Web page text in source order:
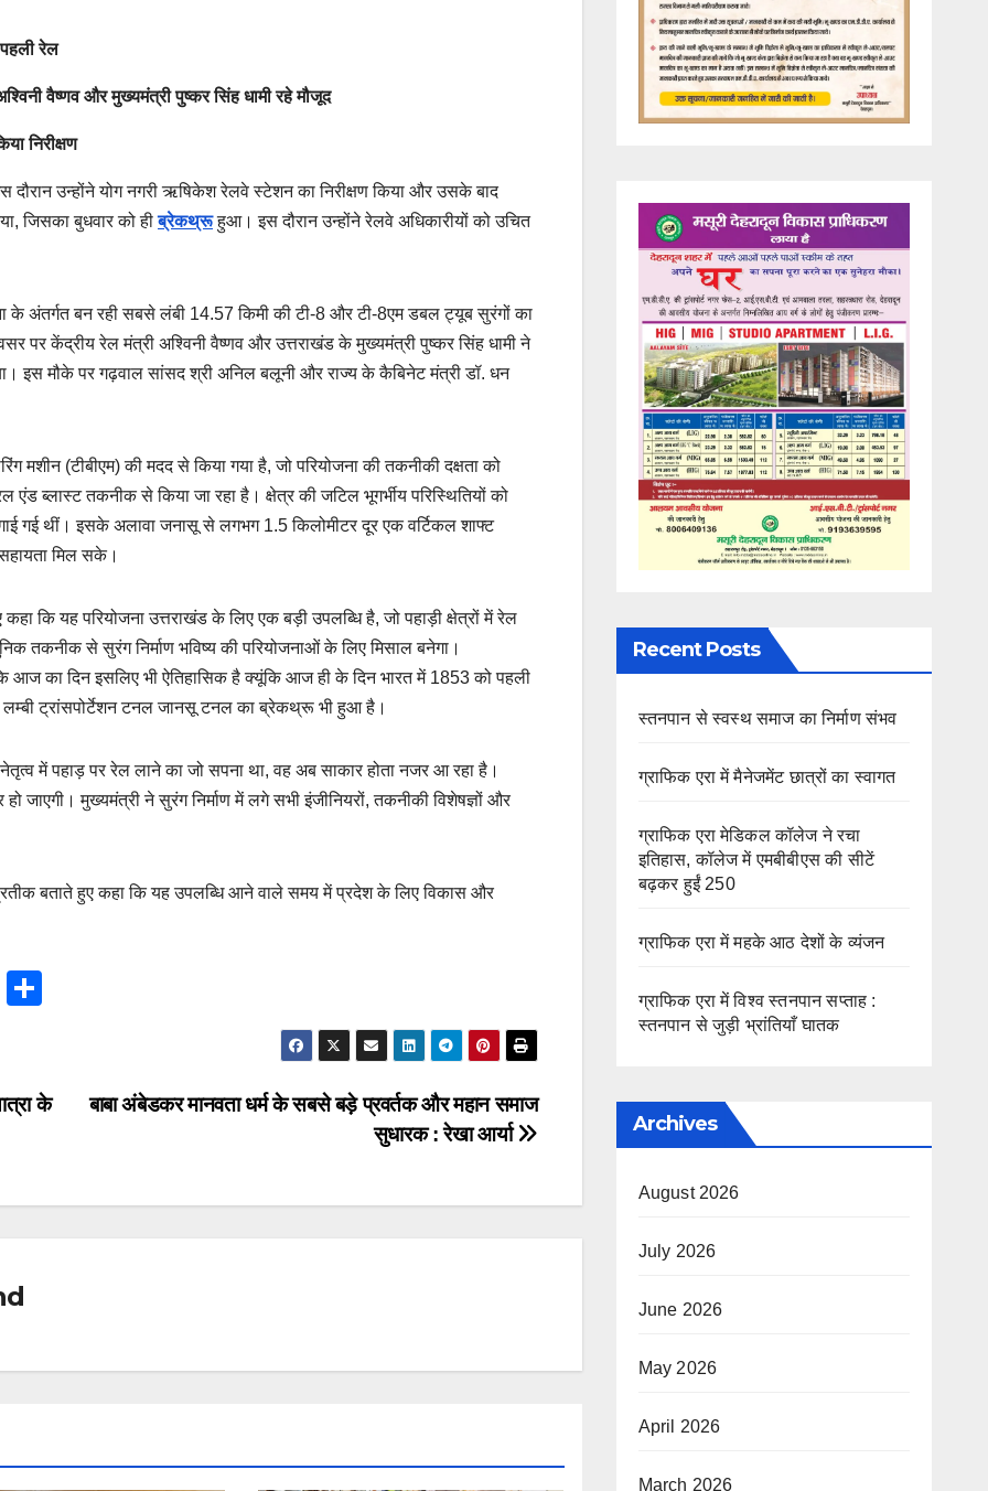
रेल
वैष्णव और मुख्यमंत्री पुष्कर सिंह धामी रहे मौजूद
निरीक्षण
दौरान उन्होंने योग नगरी ऋषिकेश रेलवे स्टेशन का निरीक्षण किया और उसके बाद
जिसका बुधवार को हीब्रेकथ्रूहुआ। इस दौरान उन्होंने रेलवे अधिकारीयों को उचित
अंतर्गत बन रही सबसे लंबी 14.57 किमी की टी-8 और टी-8एम डबल ट्यूब सुरंगों का
पर केंद्रीय रेल मंत्री अश्विनी वैष्णव और उत्तराखंड के मुख्यमंत्री पुष्कर सिंह धामी ने
इस मौके पर गढ़वाल सांसद श्री अनिल बलूनी और राज्य के कैबिनेट मंत्री डॉ. धन
मशीन (टीबीएम) की मदद से किया गया है, जो परियोजना की तकनीकी दक्षता को
एंड ब्लास्ट तकनीक से किया जा रहा है। क्षेत्र की जटिल भूगर्भीय परिस्थितियों को
गई थीं। इसके अलावा जनासू से लगभग 1.5 किलोमीटर दूर एक वर्टिकल शाफ्ट
मिल सके।
कि यह परियोजना उत्तराखंड के लिए एक बड़ी उपलब्धि है, जो पहाड़ी क्षेत्रों में रेल
तकनीक से सुरंग निर्माण भविष्य की परियोजनाओं के लिए मिसाल बनेगा।
आज का दिन इसलिए भी ऐतिहासिक है क्यूंकि आज ही के दिन भारत में 1853 को पहली
ट्रांसपोर्टेशन टनल जानसू टनल का ब्रेकथ्रू भी हुआ है।
में पहाड़ पर रेल लाने का जो सपना था, वह अब साकार होता नजर आ रहा है।
जाएगी। मुख्यमंत्री ने सुरंग निर्माण में लगे सभी इंजीनियरों, तकनीकी विशेषज्ञों और
बताते हुए कहा कि यह उपलब्धि आने वाले समय में प्रदेश के लिए विकास और
T
e
बाबा अंबेडकर मानवता धर्म के सबसे बड़े प्रवर्तक और महान समाज
सुधारक : रेखा आर्या
के
Recent Posts
स्तनपान से स्वस्थ समाज का निर्माण संभव
ग्राफिक एरा में मैनेजमेंट छात्रों का स्वागत
ग्राफिक एरा मेडिकल कॉलेज ने रचा
इतिहास, कॉलेज में एमबीबीएस की सीटें
बढ़कर हुईं 250
ग्राफिक एरा में महके आठ देशों के व्यंजन
ग्राफिक एरा में विश्व स्तनपान सप्ताह :
स्तनपान से जुड़ी भ्रांतियाँ घातक
Archives
August 2026
July 2026
June 2026
May 2026
April 2026
March 2026